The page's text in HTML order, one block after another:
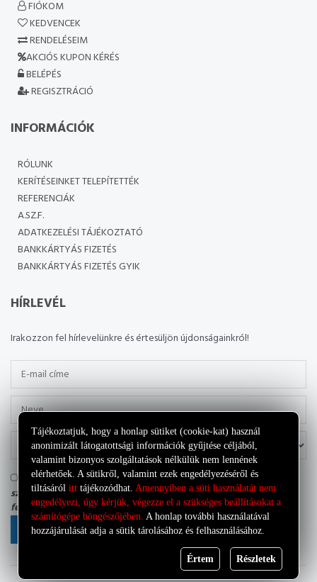
FIÓKOM
KEDVENCEK
RENDELÉSEIM
AKCIÓS KUPON KÉRÉS
BELÉPÉS
REGISZTRÁCIÓ
INFORMÁCIÓK
RÓLUNK
KERÍTÉSEINKET TELEPÍTETTÉK
REFERENCIÁK
A.SZ.F.
ADATKEZELÉSI TÁJÉKOZTATÓ
BANKKÁRTYÁS FIZETÉS
BANKKÁRTYÁS FIZETÉS GYIK
HÍRLEVÉL
Irakozzon fel hírlevelünkre és értesüljön újdonságainkról!
Tudomásul veszem, hogy az adatkezelő a most megadott
személyes adataimat a sajátAdatkezelési tájékoztatójának
feltételei szerint kezelheti.
FELIRATKOZÁS
Tájékoztatjuk, hogy a honlap sütiket (cookie-kat) használ
anonimizált látogatottsági információk gyűjtése céljából,
valamint bizonyos szolgáltatások nélkülük nem lennének
elérhetőek. A sütikről, valamint ezek engedélyezéséről és
tiltásáról itt tájékozódhat. Amennyiben a süti használatát nem
engedélyezi, úgy kérjük, végezze el a szükséges beállításokat a
számítógépe böngészőjében. A honlap további használatával
hozzájárulását adja a sütik tárolásához és felhasználásához.
Értem Részletek